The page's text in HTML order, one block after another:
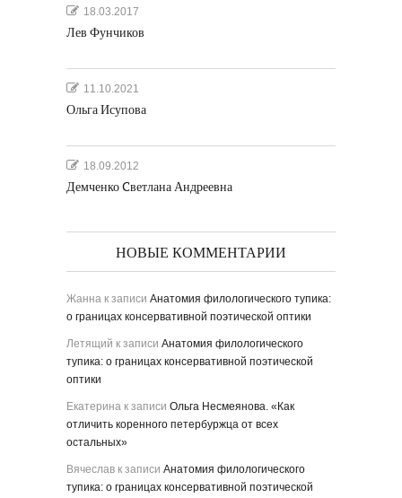
18.03.2017
Лев Фунчиков
11.10.2021
Ольга Исупова
18.09.2012
Демченко Cветлана Андреевна
НОВЫЕ КОММЕНТАРИИ
Жанна к записи Анатомия филологического тупика:
о границах консервативной поэтической оптики
Летящий к записи Анатомия филологического
тупика: о границах консервативной поэтической
оптики
Екатерина к записи Ольга Несмеянова. «Как
отличить коренного петербуржца от всех
остальных»
Вячеслав к записи Анатомия филологического
тупика: о границах консервативной поэтической